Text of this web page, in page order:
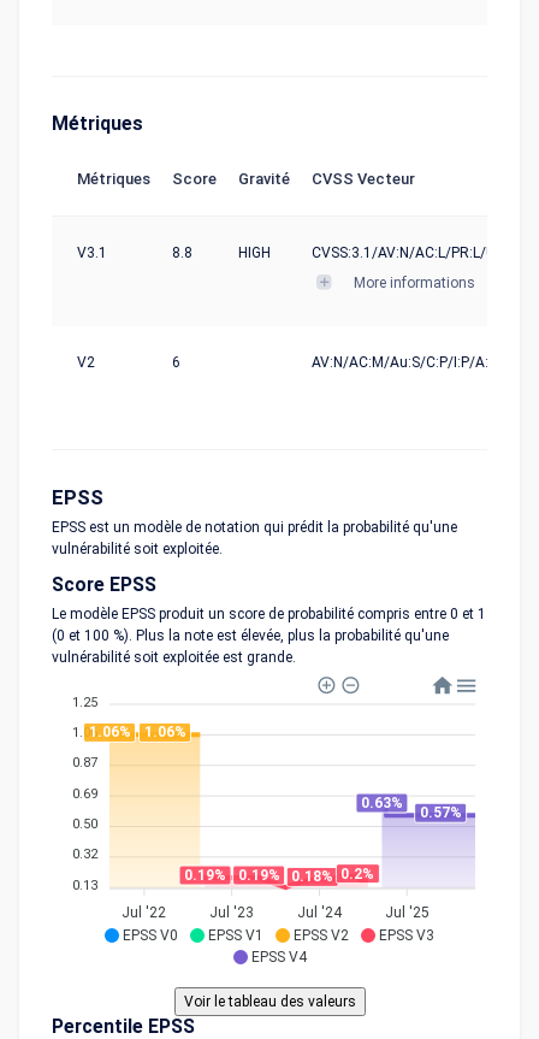
Métriques
Métriques Score Gravité CVSS Vecteur
V3.1 8.8 HIGH
CVSS:3.1/AV:N/AC:L/PR:L/UI:N/
More informations
V2 6 AV:N/AC:M/Au:S/C:P/I:P/A:P
EPSS
EPSS est un modèle de notation qui prédit la probabilité qu'une
vulnérabilité soit exploitée.
Score EPSS
Le modèle EPSS produit un score de probabilité compris entre 0 et 1
(0 et 100 %). Plus la note est élevée, plus la probabilité qu'une
vulnérabilité soit exploitée est grande.
EPSS V0 EPSS V1 EPSS V2
EPSS V3
EPSS V4
1.25
1.06
0.87
0.69
0.50
0.32
0.13
1.06% 1.06%
0.19% 0.19% 0.18% 0.2%
0.63%
0.57%
Jul '22 Jul '23 Jul '24 Jul '25
Percentile EPSS